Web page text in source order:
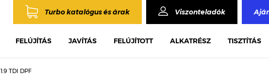
Turbo katalógus és árak Viszonteladók
FELÚJÍTÁS JAVÍTÁS FELÚJÍTOTT ALKATRÉSZ TISZTÍTÁS
1.9 TDI DPF